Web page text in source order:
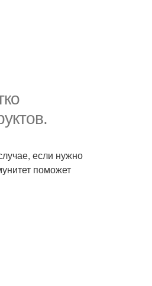
если нужно
поможет